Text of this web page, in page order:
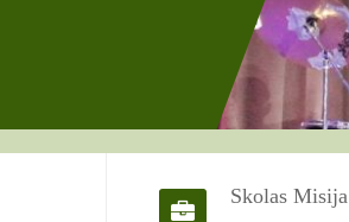
Skolas Misija